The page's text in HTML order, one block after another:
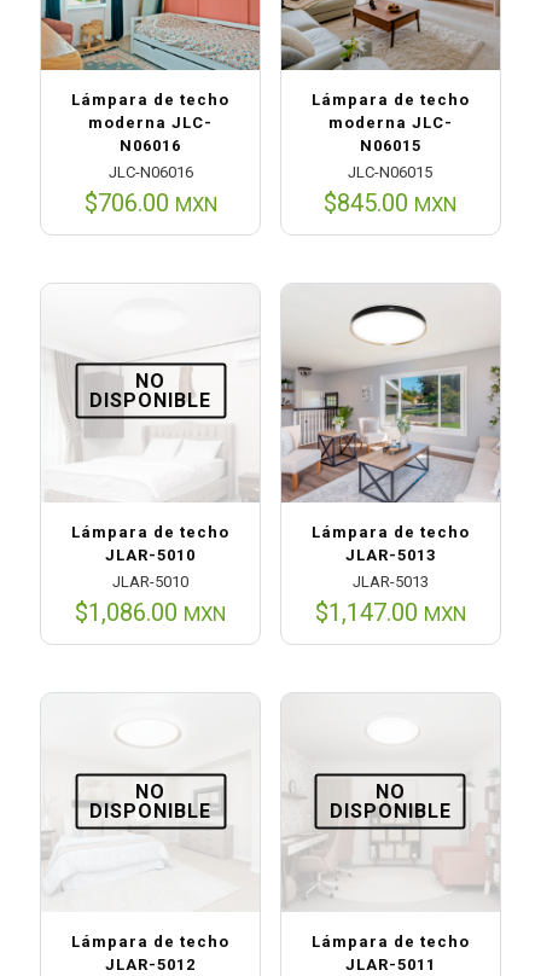
Lámpara de techo
moderna JLC-
N06016
JLC-N06016
$706.00 MXN
Lámpara de techo
moderna JLC-
N06015
JLC-N06015
$845.00 MXN
NO
DISPONIBLE
Lámpara de techo
JLAR-5010
JLAR-5010
$1,086.00 MXN
Lámpara de techo
JLAR-5013
JLAR-5013
$1,147.00 MXN
NO
DISPONIBLE
Lámpara de techo
JLAR-5012
NO
DISPONIBLE
Lámpara de techo
JLAR-5011